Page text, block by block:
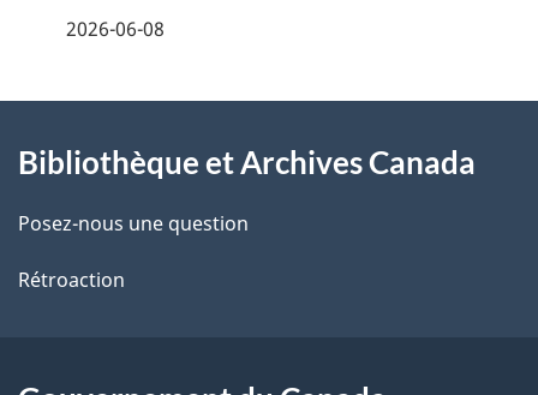
i
l
s
2026-06-08
propos
de
ce
Bibliothèque et Archives Canada
Posez-nous une question
Rétroaction